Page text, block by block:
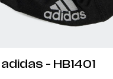
- HB1401